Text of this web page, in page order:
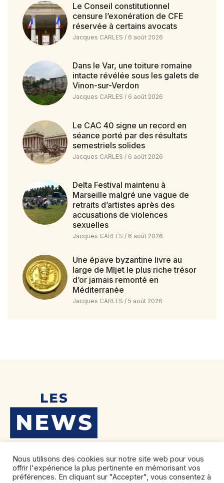
Le Conseil constitutionnel
censure l’exonération de CFE
réservée à certains avocats
Jacques CARLES 6 août 2026
Dans le Var, une toiture romaine
intacte révélée sous les galets de
Vinon-sur-Verdon
Jacques CARLES 6 août 2026
Le CAC 40 signe un record en
séance porté par des résultats
semestriels solides
Jacques CARLES 6 août 2026
Delta Festival maintenu à
Marseille malgré une vague de
retraits d’artistes après des
accusations de violences
sexuelles
Jacques CARLES 6 août 2026
Une épave byzantine livre au
large de Mljet le plus riche trésor
d’or jamais remonté en
Méditerranée
Jacques CARLES 5 août 2026
Nous utilisons des cookies sur notre site web pour vous
offrir l'expérience la plus pertinente en mémorisant vos
préférences. En cliquant sur "Accepter", vous consentez à